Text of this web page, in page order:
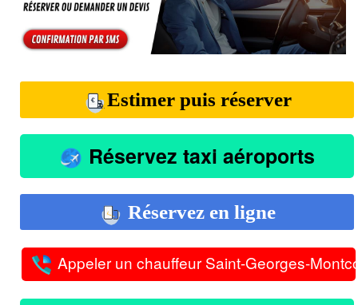
Estimer puis réserver
Réservez taxi aéroports
Réservez en ligne
Appeler un chauffeur Saint-Georges-